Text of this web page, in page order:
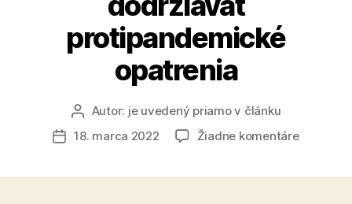
protipandemické
opatrenia
Autor
článku
Autor: je uvedený priamo v článku
Dátum
18. marca 2022 Žiadne komentárena